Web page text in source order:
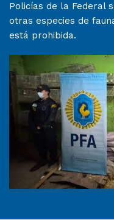
Policías de la Federal
otras especies de
está prohibida.